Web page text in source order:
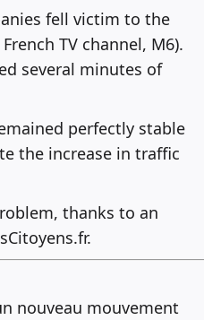
fell victim to the
TV channel, M6).
several minutes of
perfectly stable
the increase in traffic
thanks to an
nouveau mouvement